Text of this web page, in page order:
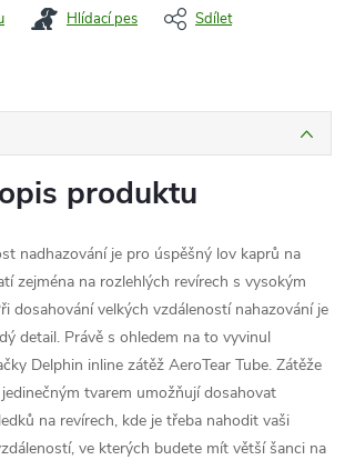
Hlídací pes Sdílet
produktu
nadhazování je pro úspěšný lov kaprů na
zejména na rozlehlých revírech s vysokým
dosahování velkých vzdáleností nahazování je
detail. Právě s ohledem na to vyvinul
Delphin inline zátěž AeroTear Tube. Zátěže
tvarem umožňují dosahovat
na revírech, kde je třeba nahodit vaši
ve kterých budete mít větší šanci na